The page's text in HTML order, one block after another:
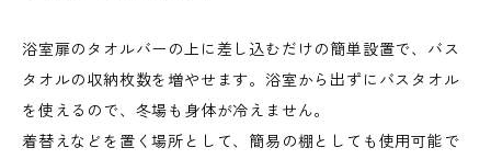
浴室扉のタオルバーの上に差し込むだけの簡単設置で、バス
タオルの収納枚数を増やせます。浴室から出ずにバスタオル
を使えるので、冬場も身体が冷えません。
着替えなどを置く場所として、簡易の棚としても使用可能で